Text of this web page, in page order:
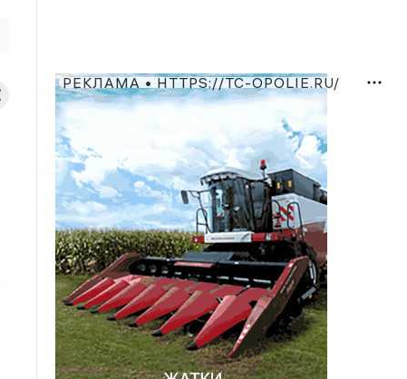
РЕКЛАМА • HTTPS://TC-OPOLIE.RU/